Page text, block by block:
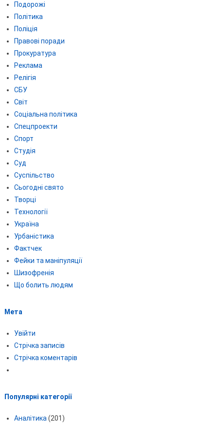
Подорожі
Політика
Поліція
Правові поради
Прокуратура
Реклама
Релігія
СБУ
Світ
Соціальна політика
Спецпроекти
Спорт
Студія
Суд
Суспільство
Сьогодні свято
Творці
Технології
Україна
Урбаністика
Фактчек
Фейки та маніпуляції
Шизофренія
Що болить людям
Мета
Увійти
Стрічка записів
Стрічка коментарів
Популярні категорії
Аналітика (201)